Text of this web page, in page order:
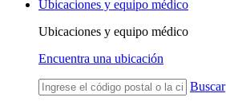
Ubicaciones y equipo médico
Ubicaciones y equipo médico
Encuentra una ubicación
Buscar